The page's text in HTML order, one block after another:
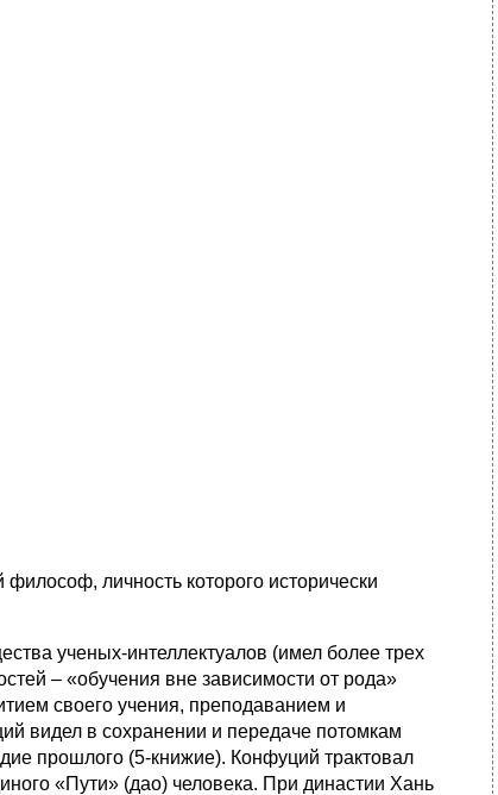
личность которого исторически
ученых-интеллектуалов (имел более трех
– «обучения вне зависимости от рода»
своего учения, преподаванием и
видел в сохранении и передаче потомкам
прошлого (5-книжие). Конфуций трактовал
«Пути» (дао) человека. При династии Хань